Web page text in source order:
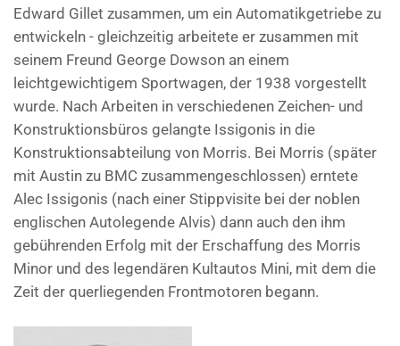
Edward Gillet zusammen, um ein Automatikgetriebe zu
entwickeln - gleichzeitig arbeitete er zusammen mit
seinem Freund George Dowson an einem
leichtgewichtigem Sportwagen, der 1938 vorgestellt
wurde. Nach Arbeiten in verschiedenen Zeichen- und
Konstruktionsbüros gelangte Issigonis in die
Konstruktionsabteilung von Morris. Bei Morris (später
mit Austin zu BMC zusammengeschlossen) erntete
Alec Issigonis (nach einer Stippvisite bei der noblen
englischen Autolegende Alvis) dann auch den ihm
gebührenden Erfolg mit der Erschaffung des Morris
Minor und des legendären Kultautos Mini, mit dem die
Zeit der querliegenden Frontmotoren begann.